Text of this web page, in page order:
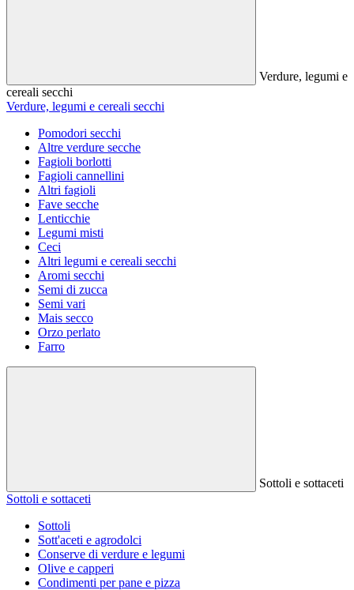
Verdure, legumi e
cereali secchi
Verdure, legumi e cereali secchi
Pomodori secchi
Altre verdure secche
Fagioli borlotti
Fagioli cannellini
Altri fagioli
Fave secche
Lenticchie
Legumi misti
Ceci
Altri legumi e cereali secchi
Aromi secchi
Semi di zucca
Semi vari
Mais secco
Orzo perlato
Farro
Sottoli e sottaceti
Sottoli e sottaceti
Sottoli
Sott'aceti e agrodolci
Conserve di verdure e legumi
Olive e capperi
Condimenti per pane e pizza